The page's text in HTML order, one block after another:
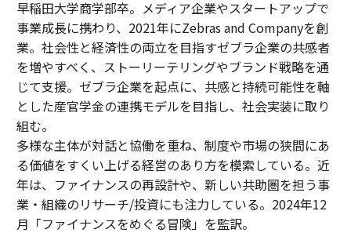
早稲田大学商学部卒。メディア企業やスタートアップで
事業成長に携わり、2021年にZebras and Companyを創
業。社会性と経済性の両立を目指すゼブラ企業の共感者
を増やすべく、ストーリーテリングやブランド戦略を通
じて支援。ゼブラ企業を起点に、共感と持続可能性を軸
とした産官学金の連携モデルを目指し、社会実装に取り
組む。
多様な主体が対話と協働を重ね、制度や市場の狭間にあ
る価値をすくい上げる経営のあり方を模索している。近
年は、ファイナンスの再設計や、新しい共助圏を担う事
業・組織のリサーチ/投資にも注力している。2024年12
月「ファイナンスをめぐる冒険」を監訳。